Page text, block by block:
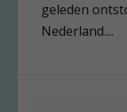
geleden
Nederland....